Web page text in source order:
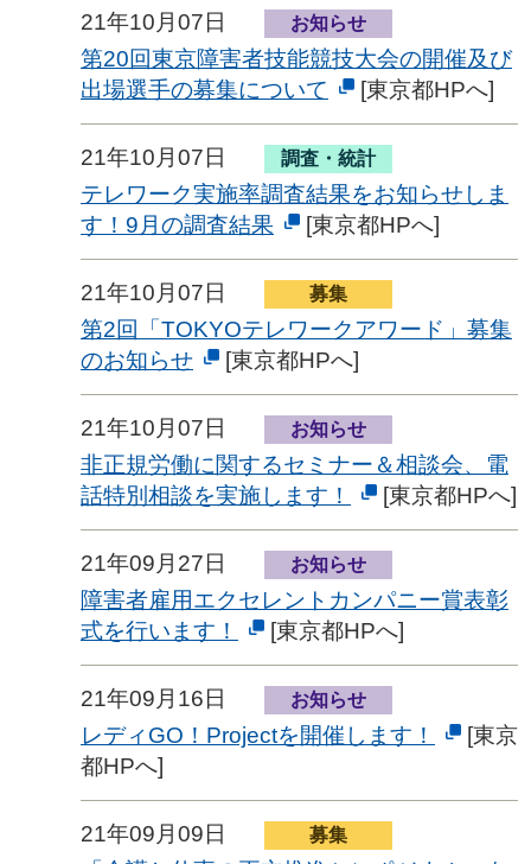
21年10月07日 お知らせ
第20回東京障害者技能競技大会の開催及び
出場選手の募集について
[東京都HPへ]
21年10月07日 調査・統計
テレワーク実施率調査結果をお知らせしま
す！9月の調査結果
[東京都HPへ]
21年10月07日 募集
第2回「TOKYOテレワークアワード」募集
のお知らせ
[東京都HPへ]
21年10月07日 お知らせ
非正規労働に関するセミナー＆相談会、電
話特別相談を実施します！
[東京都HPへ]
21年09月27日 お知らせ
障害者雇用エクセレントカンパニー賞表彰
式を行います！
[東京都HPへ]
21年09月16日 お知らせ
レディGO！Projectを開催します！
[東京
都HPへ]
21年09月09日 募集